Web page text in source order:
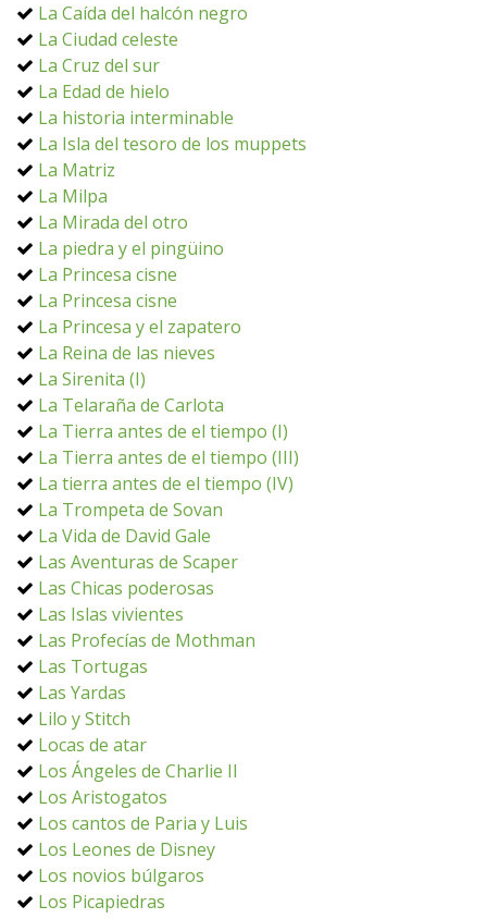
La Caída del halcón negro
La Ciudad celeste
La Cruz del sur
La Edad de hielo
La historia interminable
La Isla del tesoro de los muppets
La Matriz
La Milpa
La Mirada del otro
La piedra y el pingüino
La Princesa cisne
La Princesa cisne
La Princesa y el zapatero
La Reina de las nieves
La Sirenita (I)
La Telaraña de Carlota
La Tierra antes de el tiempo (I)
La Tierra antes de el tiempo (III)
La tierra antes de el tiempo (IV)
La Trompeta de Sovan
La Vida de David Gale
Las Aventuras de Scaper
Las Chicas poderosas
Las Islas vivientes
Las Profecías de Mothman
Las Tortugas
Las Yardas
Lilo y Stitch
Locas de atar
Los Ángeles de Charlie II
Los Aristogatos
Los cantos de Paria y Luis
Los Leones de Disney
Los novios búlgaros
Los Picapiedras